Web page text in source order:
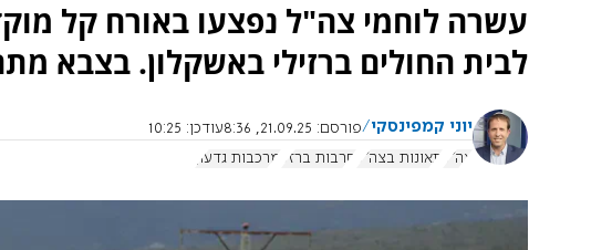
עשרה לוחמי צה"ל נפצעו באורח קל
לבית החולים ברזילי באשקלון. בצבא
יוני קמפינסקי פורסם: 21.09.25, 8:36 עודכן: 10:25
צה"ל
תאונות בצה"ל חרבות ברזל מרכבות גדעון